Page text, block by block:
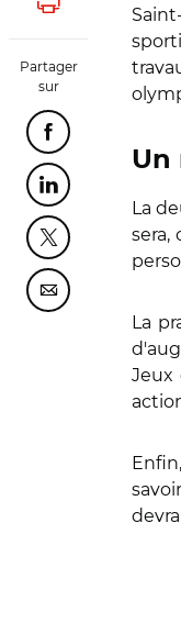
Lancer
Partager
sur
Partager cette
Partager cette
Partager cette
Partager cette
Un
La
sera,
La
Jeux